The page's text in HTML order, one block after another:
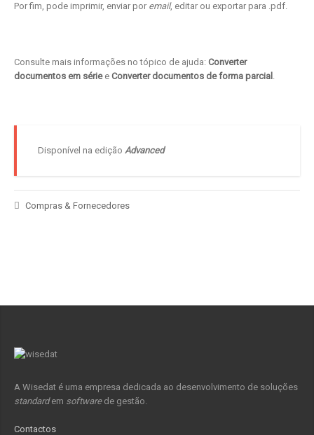
Por fim, pode imprimir, enviar por email, editar ou exportar para .pdf.
Consulte mais informações no tópico de ajuda: Converter
documentos em sériee Converter documentos de forma parcial .
Disponível na edição Advanced
Compras & Fornecedores
A Wisedat é uma empresa dedicada ao desenvolvimento de soluções
standardem softwarede gestão.
Contactos